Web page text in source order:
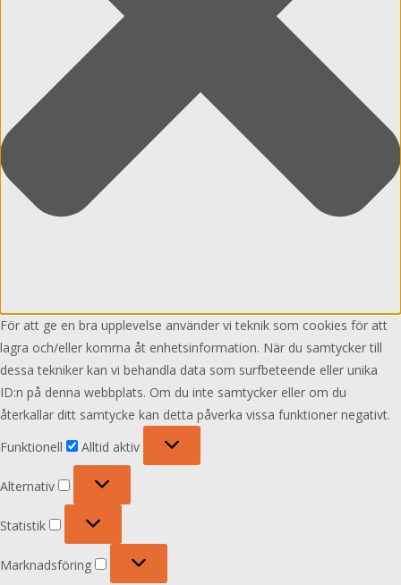
För att ge en bra upplevelse använder vi teknik som cookies för att
lagra och/eller komma åt enhetsinformation. När du samtycker till
dessa tekniker kan vi behandla data som surfbeteende eller unika
ID:n på denna webbplats. Om du inte samtycker eller om du
återkallar ditt samtycke kan detta påverka vissa funktioner negativt.
Funktionell
Alltid aktiv
Alternativ
Statistik
Marknadsföring